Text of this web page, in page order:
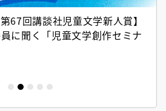
67回講談社児童文学新人賞】
に聞く「児童文学創作セミナ